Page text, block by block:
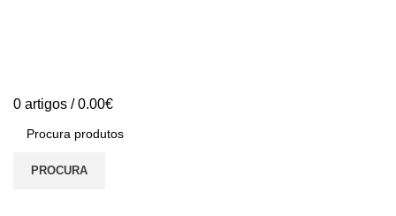
0 artigos / 0.00€
PROCURA